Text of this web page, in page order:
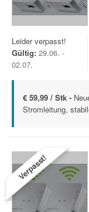
Leider verpasst!
Gültig: 29.06. -
02.07.
€ 59,99 / Stk -
Stromleitung,
Verpasst!